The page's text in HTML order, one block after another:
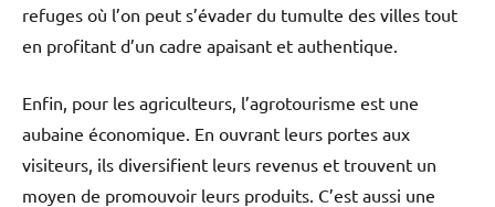
refuges où l’on peut s’évader du tumulte des villes tout
en profitant d’un cadre apaisant et authentique.
Enfin, pour les agriculteurs, l’agrotourisme est une
aubaine économique. En ouvrant leurs portes aux
visiteurs, ils diversifient leurs revenus et trouvent un
moyen de promouvoir leurs produits. C’est aussi une